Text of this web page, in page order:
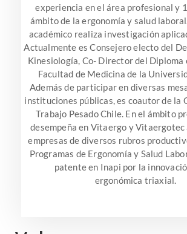
experiencia en el área profesional y
ámbito de la ergonomía y salud
académico realiza investigación
Actualmente es Consejero electo del
Kinesiología, Co- Director del Diploma
Facultad de Medicina de la
Además de participar en diversas
instituciones públicas, es coautor de la
Trabajo Pesado Chile. En el ámbito
desempeña en Vitaergo y Vitaergotec
empresas de diversos rubros
Programas de Ergonomía y Salud
patente en Inapi por la
ergonómica triaxial.